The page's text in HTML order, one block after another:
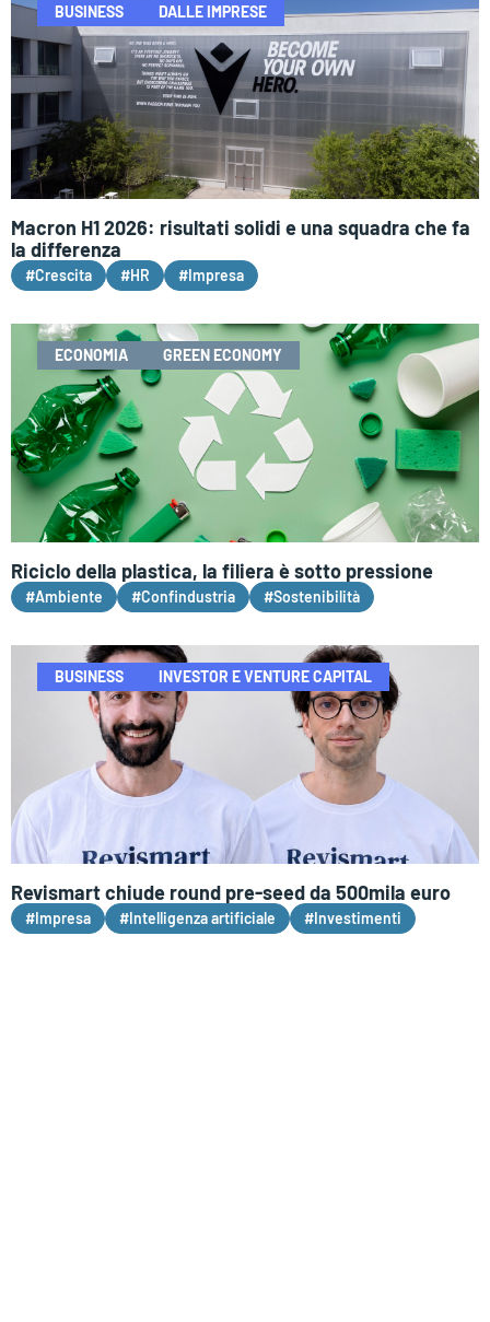
BUSINESS DALLE IMPRESE
Macron H1 2026: risultati solidi e una squadra che fa
la differenza
#Crescita #HR #Impresa
ECONOMIA GREEN ECONOMY
Riciclo della plastica, la filiera è sotto pressione
#Ambiente #Confindustria #Sostenibilità
BUSINESS INVESTOR E VENTURE CAPITAL
Revismart chiude round pre-seed da 500mila euro
#Impresa #Intelligenza artificiale #Investimenti